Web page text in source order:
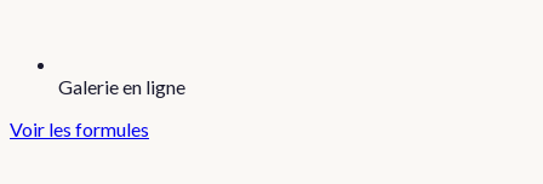
Galerie en ligne
Voir les formules